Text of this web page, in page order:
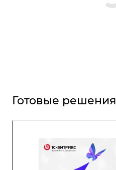
Готовые решения